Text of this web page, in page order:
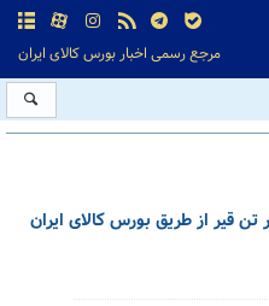
مرجع رسمی اخبار بورس کالای ایران